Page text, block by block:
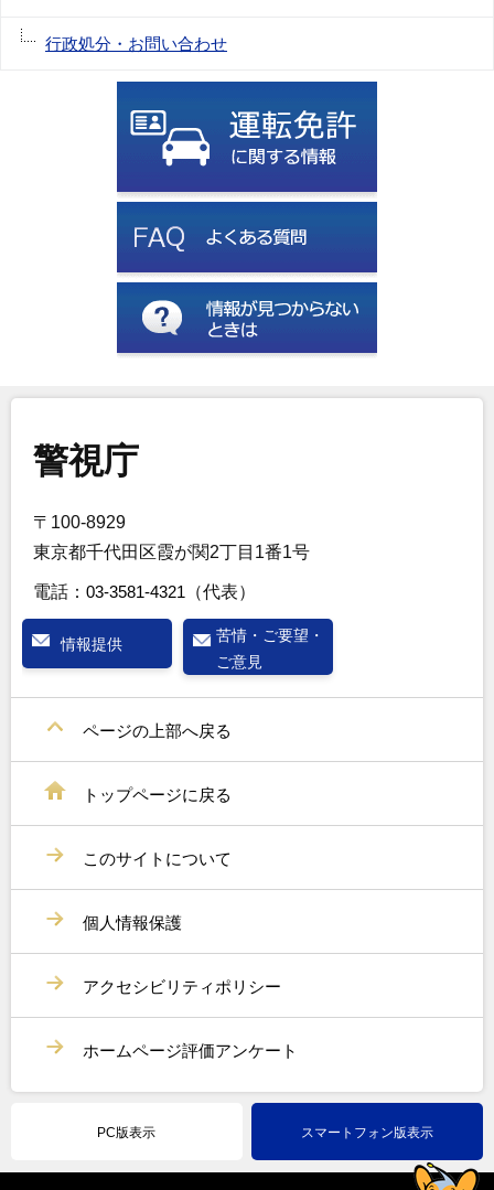
行政処分・お問い合わせ
警視庁
〒100-8929
東京都千代田区霞が関2丁目1番1号
電話： 03-3581-4321 （代表）
情報提供
苦情・ご要望・
ご意見
ページの上部へ戻る
トップページに戻る
このサイトについて
個人情報保護
アクセシビリティポリシー
ホームページ評価アンケート
PC版表示 スマートフォン版表示